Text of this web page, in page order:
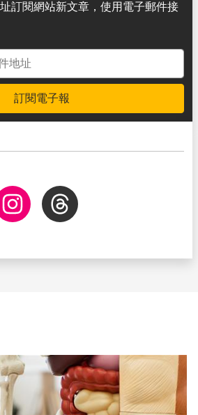
訂閱網站新文章，使用電子郵件接
訂閱電子報
Threads